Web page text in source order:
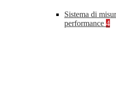
Sistema di
performance 4